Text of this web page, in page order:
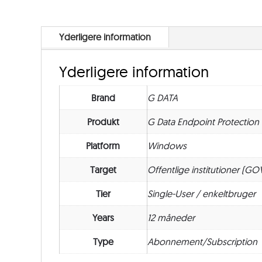
Yderligere information
Yderligere information
Brand G DATA
Produkt G Data Endpoint Protection
Platform Windows
Target Offentlige institutioner
Tier Single-User / enkeltbruger
Years 12 måneder
Type Abonnement/Subscription